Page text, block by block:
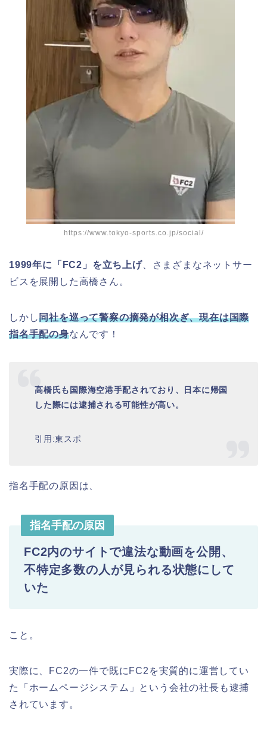
https://www.tokyo-sports.co.jp/social/
1999年に「FC2」を立ち上げ、さまざまなネットサー
ビスを展開した高橋さん。
しかし同社を巡って警察の摘発が相次ぎ、現在は国際
指名手配の身なんです！
高橋氏も国際海空港手配されており、日本に帰国
した際には逮捕される可能性が高い。
引用:東スポ
指名手配の原因は、
指名手配の原因
FC2内のサイトで違法な動画を公開、
不特定多数の人が見られる状態にして
いた
こと。
実際に、FC2の一件で既にFC2を実質的に運営してい
た「ホームページシステム」という会社の社長も逮捕
されています。